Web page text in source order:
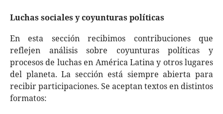
Luchas sociales y coyunturas políticas
En esta sección recibimos contribuciones que
reflejen análisis sobre coyunturas políticas y
procesos de luchas en América Latina y otros lugares
del planeta. La sección está siempre abierta para
recibir participaciones. Se aceptan textos en distintos
formatos: